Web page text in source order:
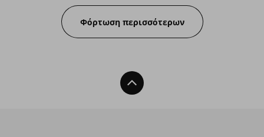
Φόρτωση περισσότερων
Back To Top